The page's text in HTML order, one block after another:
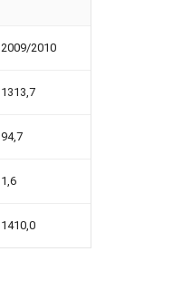
2009/2010
1313,7
94,7
1,6
1410,0